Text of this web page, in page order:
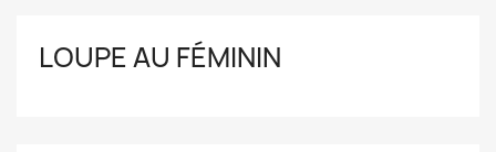
LOUPE AU FÉMININ